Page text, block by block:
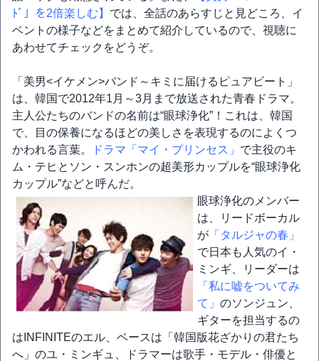
ﾄﾞ」を2倍楽しむ】 では、全話のあらすじと見どころ、イ
ベントの様子などをまとめて紹介しているので、視聴に
あわせてチェックをどうぞ。
「美男<イケメン>バンド～キミに届けるピュアビート」
は、韓国で2012年1月～3月まで放送された青春ドラマ。
主人公たちのバンドの名前は“眼球浄化”！これは、韓国
で、目の保養になるほどの美しさを表現するのによくつ
かわれる言葉。
ドラマ「マイ・プリンセス」 で主役のキ
ム・テヒとソン・スンホンの超美形カップルを“眼球浄化
カップル”などと呼んだ。
眼球浄化のメンバー
は、リードボーカル
が 「タルジャの春」
で日本も人気のイ・
ミンギ、リーダーは
「私に嘘をついてみ
て」 のソンジュン、
ギターを担当するの
はINFINITEのエル、ベースは「韓国版花ざかりの君たち
へ」のユ・ミンギュ、ドラマーは歌手・モデル・俳優と